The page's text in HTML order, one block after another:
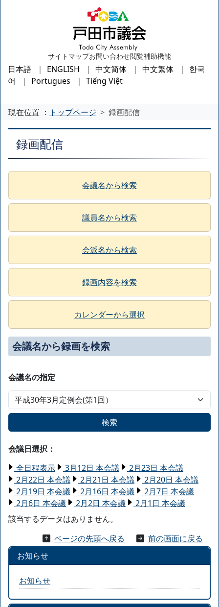
サイトマップお問い合わせ閲覧補助機能
日本語 ENGLISH 中文简体 中文繁体
한국
어
Portugues Tiếng Việt
現在位置 ： トップページ 録画配信
録画配信
会議名から検索
議員名から検索
会派名から検索
録画内容を検索
カレンダーから選択
会議名から録画を検索
会議名の指定
検索
会議日選択：
全日程表示
3月12日 本会議
2月23日 本会議
2月22日 本会議
2月21日 本会議
2月20日 本会議
2月19日 本会議
2月16日 本会議
2月7日 本会議
2月6日 本会議
2月2日 本会議
2月1日 本会議
該当するデータはありません。
ページの先頭へ戻る
前の画面に戻る
お知らせ
お知らせ